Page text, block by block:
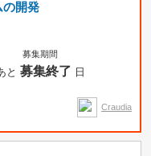
の開発
募集期間
と 募集終了 日
Craudia